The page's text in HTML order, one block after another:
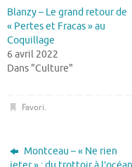
Blanzy – Le grand retour de
« Pertes et Fracas » au
Coquillage
6 avril 2022
Dans "Culture"
Favori.
Montceau – « Ne rien